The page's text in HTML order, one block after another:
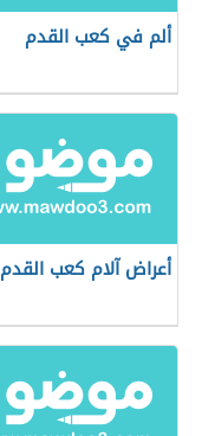
ألم في كعب القدم
أعراض آلام كعب القدم